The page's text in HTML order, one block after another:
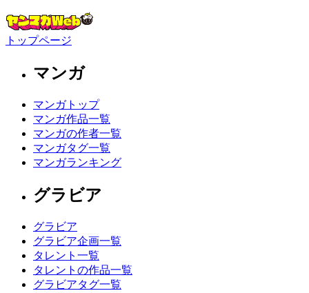
トップページ
マンガ
マンガトップ
マンガ作品一覧
マンガの作者一覧
マンガタグ一覧
マンガランキング
グラビア
グラビア
グラビア企画一覧
タレント一覧
タレントの作品一覧
グラビアタグ一覧